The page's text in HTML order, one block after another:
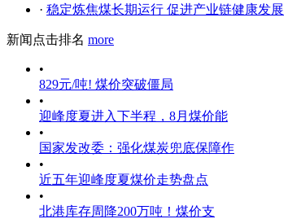
· 稳定炼焦煤长期运行 促进产业链健康发展
新闻点击排名 more
•
829元/吨! 煤价突破僵局
•
迎峰度夏进入下半程，8月煤价能
•
国家发改委：强化煤炭兜底保障作
•
近五年迎峰度夏煤价走势盘点
•
北港库存周降200万吨！煤价支